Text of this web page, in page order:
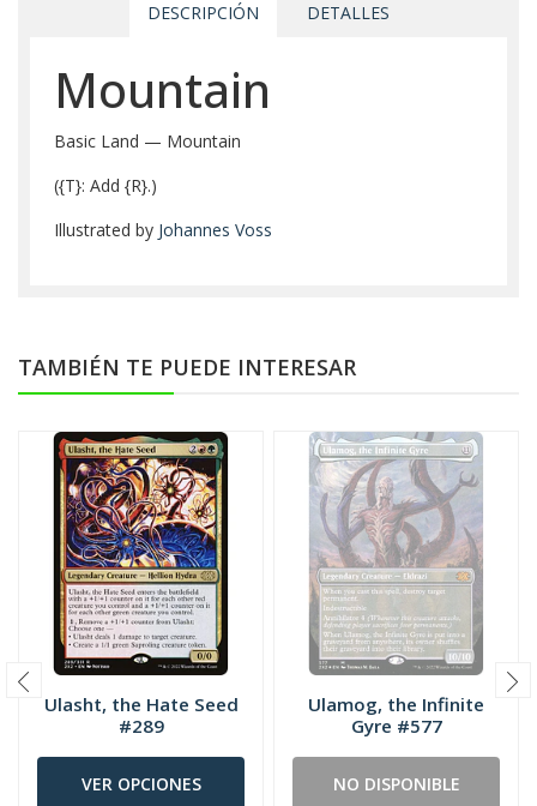
DESCRIPCIÓN DETALLES
Mountain
Basic Land — Mountain
({T}: Add {R}.)
Illustrated by Johannes Voss
TAMBIÉN TE PUEDE INTERESAR
Ulasht, the Hate Seed
#289
VER OPCIONES
Ulamog, the Infinite
Gyre #577
NO DISPONIBLE